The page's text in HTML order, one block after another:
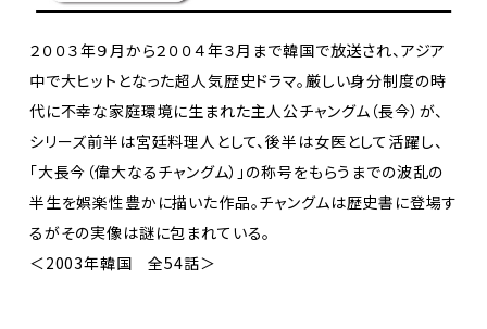
２００３年９月から２００４年３月まで韓国で放送され、アジア
中で大ヒットとなった超人気歴史ドラマ。厳しい身分制度の時
代に不幸な家庭環境に生まれた主人公チャングム（長今）が、
シリーズ前半は宮廷料理人として、後半は女医として活躍し、
「大長今（偉大なるチャングム）」の称号をもらうまでの波乱の
半生を娯楽性豊かに描いた作品。チャングムは歴史書に登場す
るがその実像は謎に包まれている。
＜2003年韓国 全54話＞